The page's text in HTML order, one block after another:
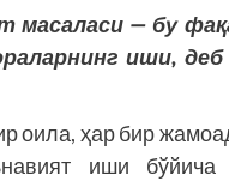
масаласи — бу
иши, деб
оила, ҳар бир
иши